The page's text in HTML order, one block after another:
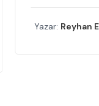
Yazar: Reyhan